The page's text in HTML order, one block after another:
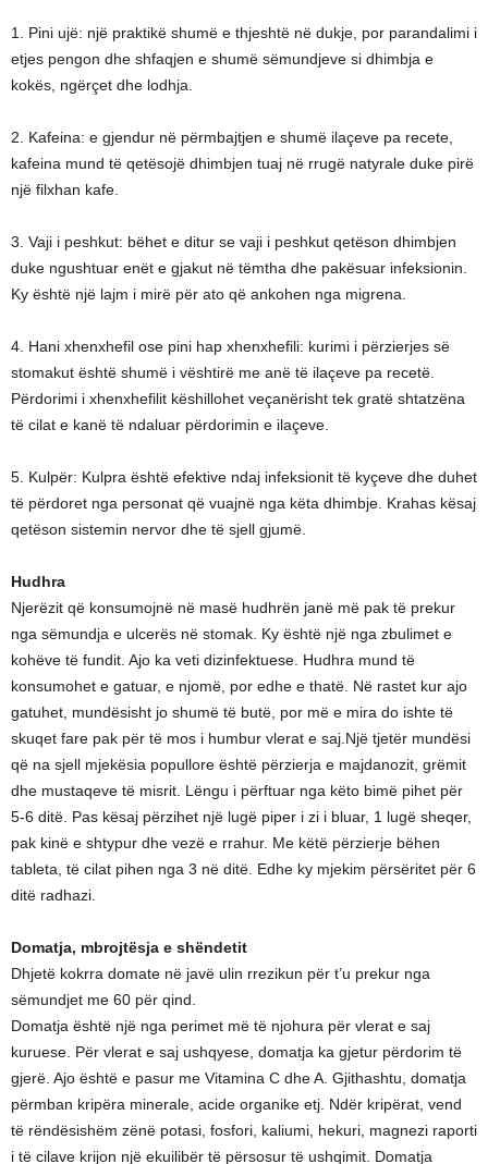
1. Pini ujë: një praktikë shumë e thjeshtë në dukje, por parandalimi i
etjes pengon dhe shfaqjen e shumë sëmundjeve si dhimbja e
kokës, ngërçet dhe lodhja.
2. Kafeina: e gjendur në përmbajtjen e shumë ilaçeve pa recete,
kafeina mund të qetësojë dhimbjen tuaj në rrugë natyrale duke pirë
një filxhan kafe.
3. Vaji i peshkut: bëhet e ditur se vaji i peshkut qetëson dhimbjen
duke ngushtuar enët e gjakut në tëmtha dhe pakësuar infeksionin.
Ky është një lajm i mirë për ato që ankohen nga migrena.
4. Hani xhenxhefil ose pini hap xhenxhefili: kurimi i përzierjes së
stomakut është shumë i vështirë me anë të ilaçeve pa recetë.
Përdorimi i xhenxhefilit këshillohet veçanërisht tek gratë shtatzëna
të cilat e kanë të ndaluar përdorimin e ilaçeve.
5. Kulpër: Kulpra është efektive ndaj infeksionit të kyçeve dhe duhet
të përdoret nga personat që vuajnë nga këta dhimbje. Krahas kësaj
qetëson sistemin nervor dhe të sjell gjumë.
Hudhra
Njerëzit që konsumojnë në masë hudhrën janë më pak të prekur
nga sëmundja e ulcerës në stomak. Ky është një nga zbulimet e
kohëve të fundit. Ajo ka veti dizinfektuese. Hudhra mund të
konsumohet e gatuar, e njomë, por edhe e thatë. Në rastet kur ajo
gatuhet, mundësisht jo shumë të butë, por më e mira do ishte të
skuqet fare pak për të mos i humbur vlerat e saj.Një tjetër mundësi
që na sjell mjekësia popullore është përzierja e majdanozit, grëmit
dhe mustaqeve të misrit. Lëngu i përftuar nga këto bimë pihet për
5-6 ditë. Pas kësaj përzihet një lugë piper i zi i bluar, 1 lugë sheqer,
pak kinë e shtypur dhe vezë e rrahur. Me këtë përzierje bëhen
tableta, të cilat pihen nga 3 në ditë. Edhe ky mjekim përsëritet për 6
ditë radhazi.
Domatja, mbrojtësja e shëndetit
Dhjetë kokrra domate në javë ulin rrezikun për t’u prekur nga
sëmundjet me 60 për qind.
Domatja është një nga perimet më të njohura për vlerat e saj
kuruese. Për vlerat e saj ushqyese, domatja ka gjetur përdorim të
gjerë. Ajo është e pasur me Vitamina C dhe A. Gjithashtu, domatja
përmban kripëra minerale, acide organike etj. Ndër kripërat, vend
të rëndësishëm zënë potasi, fosfori, kaliumi, hekuri, magnezi raporti
i të cilave krijon një ekuilibër të përsosur të ushqimit. Domatja